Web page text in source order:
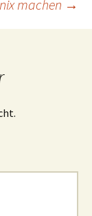
machen →